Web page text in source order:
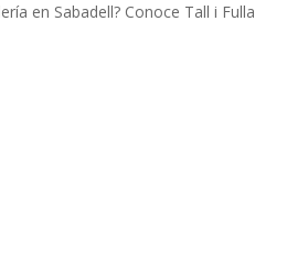
en Sabadell? Conoce Tall i Fulla